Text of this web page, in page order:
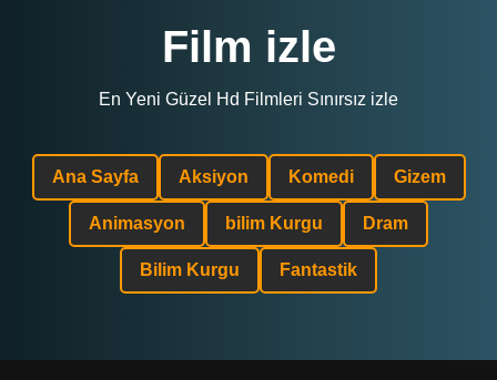
Film izle
En Yeni Güzel Hd Filmleri Sınırsız izle
Ana Sayfa Aksiyon Komedi Gizem
Animasyon bilim Kurgu Dram
Bilim Kurgu Fantastik